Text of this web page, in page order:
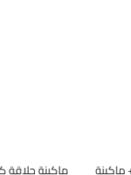
ماكينة حلاقة